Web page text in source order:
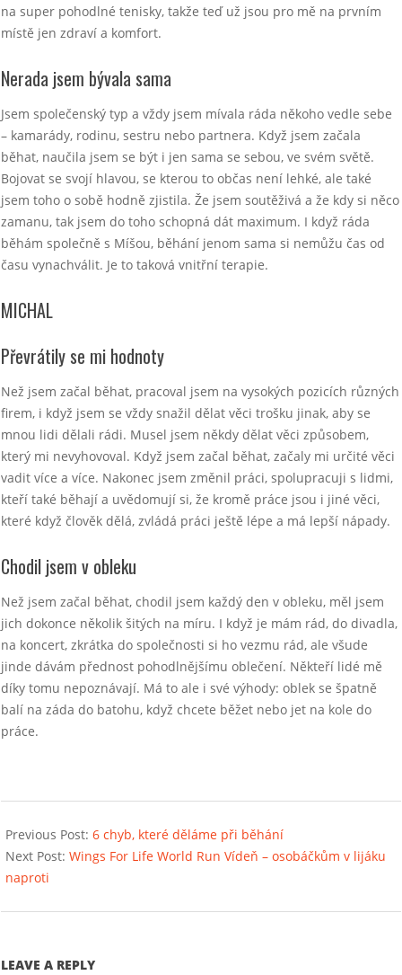
na super pohodlné tenisky, takže teď už jsou pro mě na prvním
místě jen zdraví a komfort.
Nerada jsem bývala sama
Jsem společenský typ a vždy jsem mívala ráda někoho vedle sebe
– kamarády, rodinu, sestru nebo partnera. Když jsem začala
běhat, naučila jsem se být i jen sama se sebou, ve svém světě.
Bojovat se svojí hlavou, se kterou to občas není lehké, ale také
jsem toho o sobě hodně zjistila. Že jsem soutěživá a že kdy si něco
zamanu, tak jsem do toho schopná dát maximum. I když ráda
běhám společně s Míšou, běhání jenom sama si nemůžu čas od
času vynachválit. Je to taková vnitřní terapie.
MICHAL
Převrátily se mi hodnoty
Než jsem začal běhat, pracoval jsem na vysokých pozicích různých
firem, i když jsem se vždy snažil dělat věci trošku jinak, aby se
mnou lidi dělali rádi. Musel jsem někdy dělat věci způsobem,
který mi nevyhovoval. Když jsem začal běhat, začaly mi určité věci
vadit více a více. Nakonec jsem změnil práci, spolupracuji s lidmi,
kteří také běhají a uvědomují si, že kromě práce jsou i jiné věci,
které když člověk dělá, zvládá práci ještě lépe a má lepší nápady.
Chodil jsem v obleku
Než jsem začal běhat, chodil jsem každý den v obleku, měl jsem
jich dokonce několik šitých na míru. I když je mám rád, do divadla,
na koncert, zkrátka do společnosti si ho vezmu rád, ale všude
jinde dávám přednost pohodlnějšímu oblečení. Někteří lidé mě
díky tomu nepoznávají. Má to ale i své výhody: oblek se špatně
balí na záda do batohu, když chcete běžet nebo jet na kole do
práce.
05-
01
Previous Post: 6 chyb, které děláme při běhání
Next Post: Wings For Life World Run Vídeň – osobáčkům v lijáku
naproti
LEAVE A REPLY